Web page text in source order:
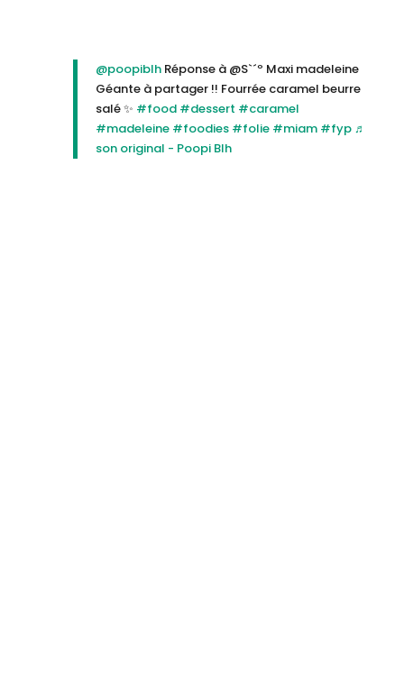
@poopiblhRéponse à @S`´º Maxi madeleine
Géante à partager !! Fourrée caramel beurre
salé ✨ #food #dessert #caramel
#madeleine #foodies #folie #miam #fyp ♬
son original - Poopi Blh